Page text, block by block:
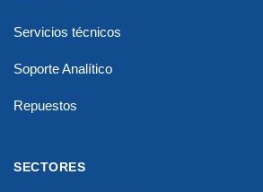
Servicios técnicos
Soporte Analítico
Repuestos
SECTORES